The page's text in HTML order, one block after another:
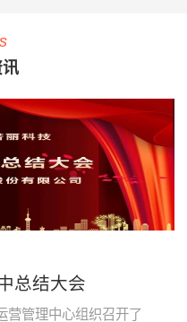
“公开、全貌、闭环”的分析及
预警，可有效激励员工主动提
“指哪打哪”的调控指挥棒与全
员自主对照改善的作用。· 提
升管理的水平：一方面，对车
辆设备故障、检修效率等量化
分析，将充分暴露管理的薄弱
环节，为有针对性提升管理水
平提供依据；另一方面，系统
提升地铁运营企业运营管理能
力。· 为决策提供依据：车辆
设备健康状态、车辆检修作业
探测、制动闸片磨耗检测、自
动识别列车车号、自动判别行
及数据管理等功能，能做到故
障定位及故障跟踪。通过计算
机软件分析，实现对车辆轮对
安全状态进行预报，使列检工
人及时发现并处理车辆故障，
为列车安全运营保驾护航。
产品子系统： 车号图像
统 轮对尺寸检测系统
轴温在线检测系统 产品优
势： 1、体积小:采用了多
总结大会
营管理中心组织召开了